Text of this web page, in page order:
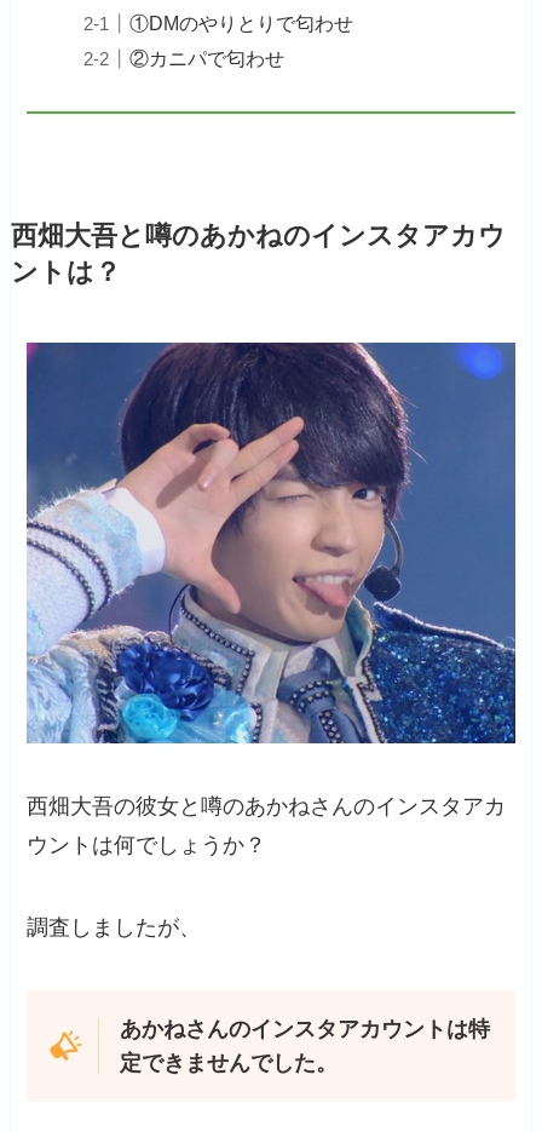
①DMのやりとりで匂わせ
②カニパで匂わせ
西畑大吾と噂のあかねのインスタアカウ
ントは？
西畑大吾の彼女と噂のあかねさんのインスタアカ
ウントは何でしょうか？
調査しましたが、
あかねさんのインスタアカウントは特
定できませんでした。